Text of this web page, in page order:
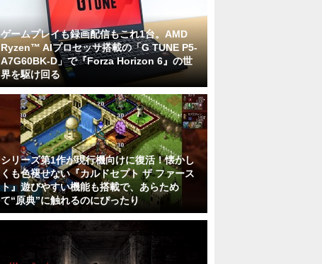
ゲームプレイも録画配信もこれ1台。AMD
Ryzen™ AIプロセッサ搭載の「G TUNE P5-
A7G60BK-D」で『Forza Horizon 6』の世
界を駆け回る
シリーズ第1作が現行機向けに復活！懐かし
くも色褪せない『カルドセプト ザ ファース
ト』遊びやすい機能も搭載で、あらため
て“原典”に触れるのにぴったり